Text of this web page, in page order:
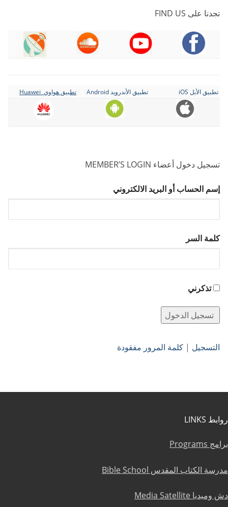
تجدنا على FIND US
تطبيق الأبل iOS تطبيق الأندرويد Android تطبيق هواوي Huawei
تسجيل دخول أعضاء MEMBER’S LOGIN
إسم الحساب أو البريد الالكتروني
كلمة السر
تذكرني
التسجيل | كلمة المرور مفقودة
روابط LINKS
برامج Programs
مدرسة الكتاب المقدس Bible School
دش وميديا Media Satellite